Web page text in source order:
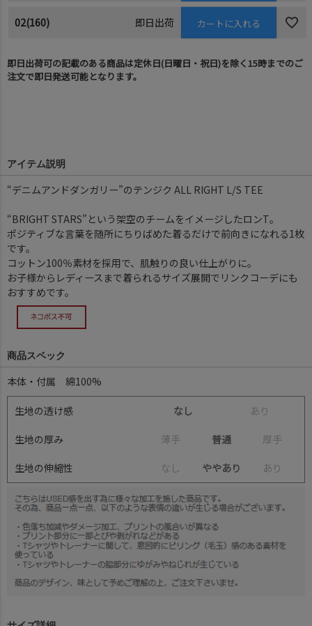
02(160) 即日出荷 カートに入れる
即日出荷可の記載のある商品は定休日(日曜日・祝日)を除く15時までのご
注文で即日発送可能となります。
アイテム説明
“デニムアンドダンガリー”のテンジク ALL RIGHT L/S TEE
“BRIGHT STARS”という架空のチームをイメージしたロンT。
ポジティブな言葉を随所にちりばめた着るだけで前向きになれる1枚
です。
コットン100％素材を採用で、肌触りの良い仕上がりに。
お子様からレディースまで着られるサイズ展開でリンクコーデにも
おすすめです。
商品スペック
本体・付属 綿100%
生地の透け感 なし あ り
生地の厚み 薄手 普通 厚手
生地の伸縮性 な し ややあり あ り